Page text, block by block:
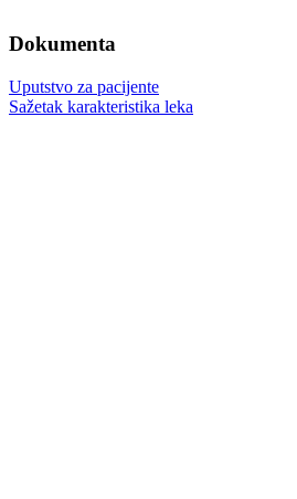
Dokumenta
Uputstvo za pacijente
Sažetak karakteristika leka